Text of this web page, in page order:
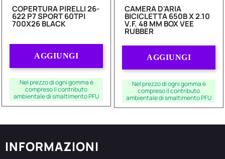
COPERTURA PIRELLI 26-
622 P7 SPORT 60TPI
700X26 BLACK
AGGIUNGI
Nel prezzo di ogni gomma è
compreso il contributo
ambientale di smaltimento PFU
CAMERA D'ARIA
BICICLETTA 650B X 2.10
V.F. 48 MM BOX VEE
RUBBER
AGGIUNGI
Nel prezzo di ogni gomma è
compreso il contributo
ambientale di smaltimento PFU
INFORMAZIONI